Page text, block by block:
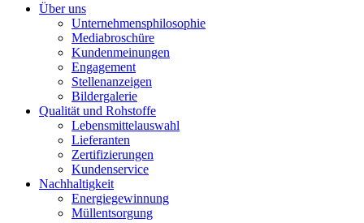
Über uns
Unternehmensphilosophie
Mediabroschüre
Kundenmeinungen
Engagement
Stellenanzeigen
Bildergalerie
Qualität und Rohstoffe
Lebensmittelauswahl
Lieferanten
Zertifizierungen
Kundenservice
Nachhaltigkeit
Energiegewinnung
Müllentsorgung